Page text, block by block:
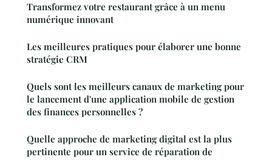
Transformez votre restaurant grâce à un menu
numérique innovant
Les meilleures pratiques pour élaborer une bonne
stratégie CRM
Quels sont les meilleurs canaux de marketing pour
le lancement d'une application mobile de gestion
des finances personnelles ?
Quelle approche de marketing digital est la plus
pertinente pour un service de réparation de